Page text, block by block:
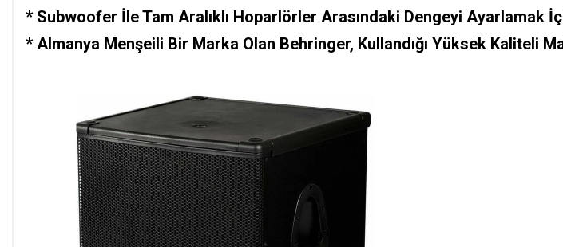
* Subwoofer İle Tam Aralıklı Hoparlörler Arasındaki Dengeyi Ayarlamak
* Almanya Menşeili Bir Marka Olan Behringer, Kullandığı Yüksek Kaliteli